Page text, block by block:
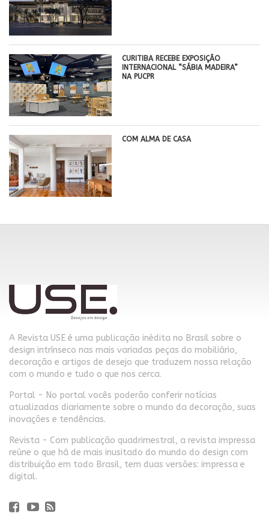
CURITIBA RECEBE EXPOSIÇÃO
INTERNACIONAL “SÁBIA MADEIRA”
NA PUCPR
COM ALMA DE CASA
A Revista USE é uma publicação inédita no Brasil sobre o
design intrínseco nas mais variadas peças do mobiliário,
decoração e artigos de desejo que traduzem nossa relação
com o mundo e tudo o que nos cerca.
Portal - No portal vocês poderão conferir notícias
atualizadas diariamente sobre o mundo da decoração, suas
inovações e tendências.
Revista - Com publicação quadrimestral, a revista impressa
reúne o que há de mais inusitado do mundo do design com
distribuição em todo Brasil, tem duas versões: impressa e
digital.